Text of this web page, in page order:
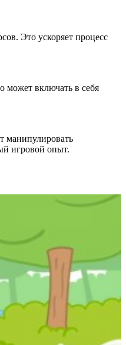
Это ускоряет процесс
может включать в себя
манипулировать
игровой опыт.